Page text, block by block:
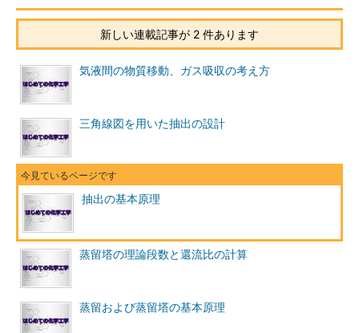
新しい連載記事が 2 件あります
気液間の物質移動、ガス吸収の考え方
三角線図を用いた抽出の設計
抽出の基本原理
蒸留塔の理論段数と還流比の計算
蒸留および蒸留塔の基本原理